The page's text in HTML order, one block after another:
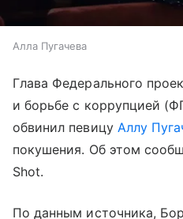
Алла Пугачева
Глава Федерального
и борьбе с коррупцией
обвинил певицу Аллу
покушения. Об этом
Shot.
По данным источника,